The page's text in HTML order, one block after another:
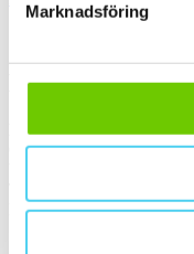
Marknadsföring
Kontakt
Kundservice Konsument
Öppettider:
Mejl:info[at]centro.se